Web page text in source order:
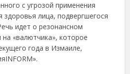
с угрозой применения
здоровья лица, подвергшегося
идет о резонансном
на «валютчика», которое
года в Измаиле,